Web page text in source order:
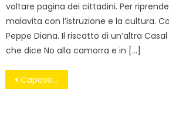
voltare pagina dei cittadini. Per
malavita con l’istruzione e la cultura.
Peppe Diana. Il riscatto di un’altra
che dice No alla camorra e in […]
Navigazione
Caposele-Acqua, consumi abnormi: è polemica